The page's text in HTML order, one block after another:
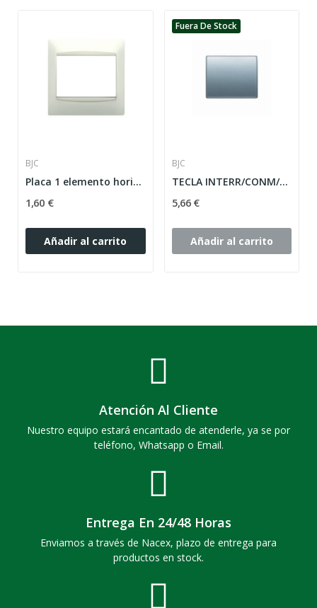
BJC
Placa 1 elemento horizontal serie Coral...
1,60 €
Añadir al carrito
Fuera De Stock
BJC
TECLA INTERR/CONM/CRUZ SERIE MEGA ref: 22705-PE
5,66 €
Añadir al carrito
Atención Al Cliente
Nuestro equipo estará encantado de atenderle, ya se por
teléfono, Whatsapp o Email.
Entrega En 24/48 Horas
Enviamos a través de Nacex, plazo de entrega para
productos en stock.